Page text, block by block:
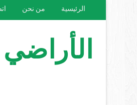
الرئيسية من نحن